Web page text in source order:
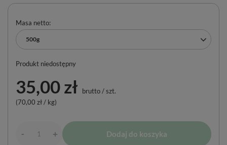
Masa netto
500g
Produkt niedostępny
35,00 zł brutto/szt.
(70,00 zł / kg)
- + Dodaj do koszyka